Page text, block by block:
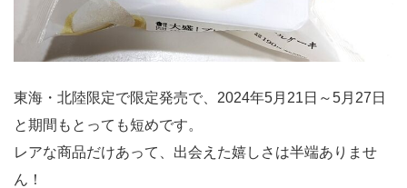
東海・北陸限定で限定発売で、2024年5月21日～5月27日
と期間もとっても短めです。
レアな商品だけあって、出会えた嬉しさは半端ありませ
ん！